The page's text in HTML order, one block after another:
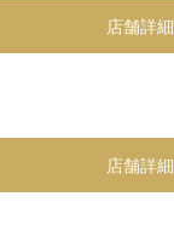
店舗詳細
店舗詳細